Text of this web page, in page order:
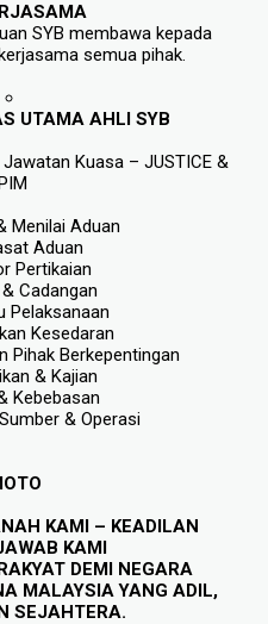
SYB membawa kepada
semua pihak.
UTAMA AHLI SYB
Kuasa – JUSTICE &
Menilai Aduan
Aduan
Pertikaian
Cadangan
Pelaksanaan
Kesedaran
Pihak Berkepentingan
& Kajian
Kebebasan
& Operasi
KAMI – KEADILAN
KAMI
DEMI NEGARA
MALAYSIA YANG ADIL,
SEJAHTERA.